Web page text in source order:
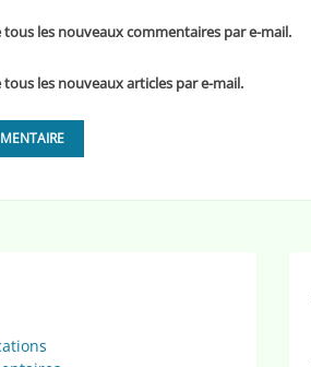
tous les nouveaux commentaires par e-mail.
les nouveaux articles par e-mail.